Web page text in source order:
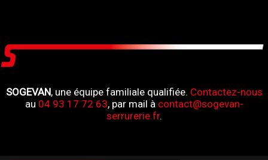
SOGEVAN, une équipe familiale qualifiée. Contactez-nous
au 04 93 17 72 63, par mail à contact@sogevan-
serrurerie.fr.